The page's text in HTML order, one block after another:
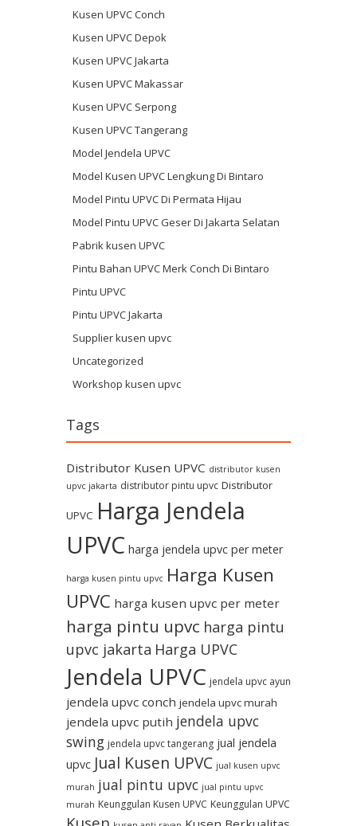
Kusen UPVC Conch
Kusen UPVC Depok
Kusen UPVC Jakarta
Kusen UPVC Makassar
Kusen UPVC Serpong
Kusen UPVC Tangerang
Model Jendela UPVC
Model Kusen UPVC Lengkung Di Bintaro
Model Pintu UPVC Di Permata Hijau
Model Pintu UPVC Geser Di Jakarta Selatan
Pabrik kusen UPVC
Pintu Bahan UPVC Merk Conch Di Bintaro
Pintu UPVC
Pintu UPVC Jakarta
Supplier kusen upvc
Uncategorized
Workshop kusen upvc
Tags
Distributor Kusen UPVC distributor kusen
upvc jakarta distributor pintu upvc Distributor
UPVC Harga Jendela
UPVC harga jendela upvc per meter
harga kusen pintu upvc Harga Kusen
UPVC harga kusen upvc per meter
harga pintu upvc harga pintu
upvc jakarta Harga UPVC
Jendela UPVC jendela upvc ayun
jendela upvc conch jendela upvc murah
jendela upvc putih jendela upvc
swing jendela upvc tangerang jual jendela
upvc Jual Kusen UPVC jual kusen upvc
murah jual pintu upvc jual pintu upvc
murah Keunggulan Kusen UPVC Keunggulan UPVC